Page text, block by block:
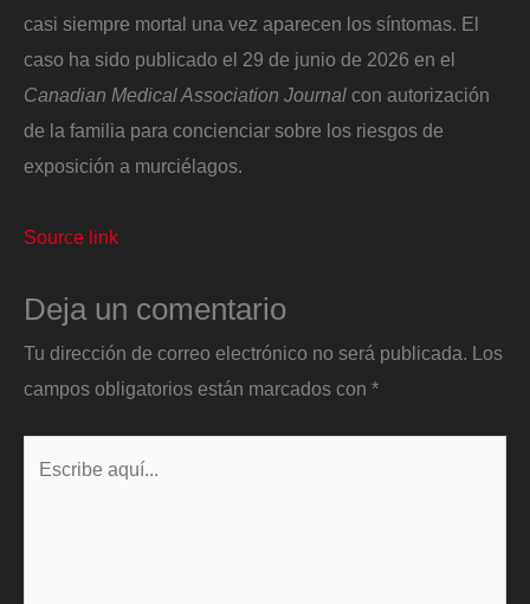
casi siempre mortal una vez aparecen los síntomas. El
caso ha sido publicado el 29 de junio de 2026 en el
Canadian Medical Association Journal con autorización
de la familia para concienciar sobre los riesgos de
exposición a murciélagos.
Source link
Deja un comentario
Tu dirección de correo electrónico no será publicada.
Los
campos obligatorios están marcados con *